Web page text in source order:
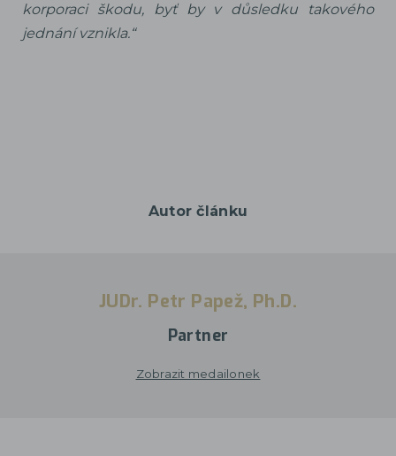
korporaci škodu, byť by v důsledku takového
jednání vznikla.“
Autor článku
JUDr. Petr Papež, Ph.D.
Partner
Zobrazit medailonek